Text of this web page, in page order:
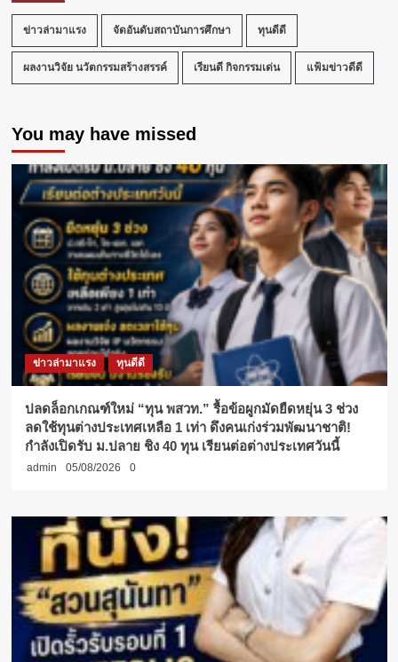
ข่าวล่ามาแรง จัดอันดับสถาบันการศึกษา ทุนดีดี
ผลงานวิจัย นวัตกรรมสร้างสรรค์ เรียนดี กิจกรรมเด่น แฟ้มข่าวดีดี
You may have missed
ข่าวล่ามาแรง ทุนดีดี
ปลดล็อกเกณฑ์ใหม่ “ทุน พสวท.” รื้อข้อผูกมัดยืดหยุ่น 3 ช่วง
ลดใช้ทุนต่างประเทศเหลือ 1 เท่า ดึงคนเก่งร่วมพัฒนาชาติ!
กำลังเปิดรับ ม.ปลาย ชิง 40 ทุน เรียนต่อต่างประเทศวันนี้
admin 05/08/2026 0